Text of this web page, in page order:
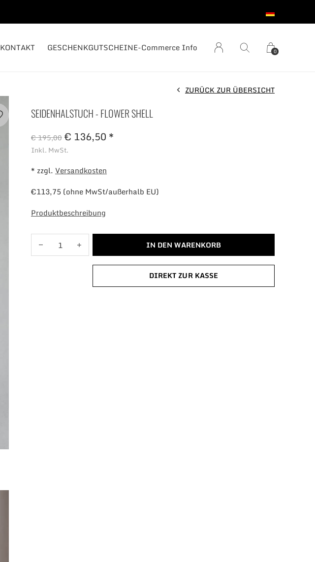
KONTAKT GESCHENKGUTSCHEINE-Commerce Info 0
SEIDENHALSTUCH - FLOWER SHELL
ZURÜCK ZUR ÜBERSICHT
€ 195,00 € 136,50 *
Inkl. MwSt.
* zzgl. Versandkosten
€113,75 (ohne MwSt/außerhalb EU)
Produktbeschreibung
IN DEN WARENKORB
DIREKT ZUR KASSE